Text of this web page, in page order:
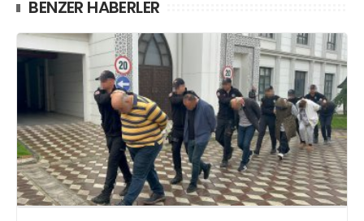
BENZER HABERLER